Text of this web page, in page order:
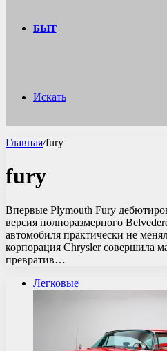
БЫТ
Искать
Главная/fury
fury
Впервые Plymouth Fury
версия полноразмерного
автомобиля практически не
корпорация Chrysler совершила
превратив…
Легковые